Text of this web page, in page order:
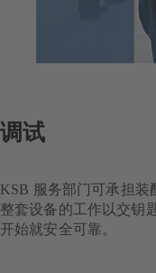
调试
KSB 服务部门可承担装
整套设备的工作以交钥
开始就安全可靠。